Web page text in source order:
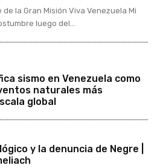
la Gran Misión Viva Venezuela Mi
luego del...
sismo en Venezuela como
naturales más
global
y la denuncia de Negre |